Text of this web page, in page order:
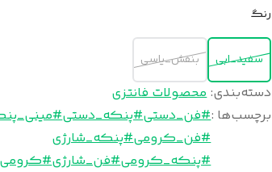
رنگ
سفید_ابی بنفش_یاسی
دسته‌بندی:محصولات فانتزی
برچسب‌ها :#فن_دستی#پنکه_دستی
#فن_کرومی#پنکه_شارژی
#پنکه_کرومی#فن_شارژی#کرومی